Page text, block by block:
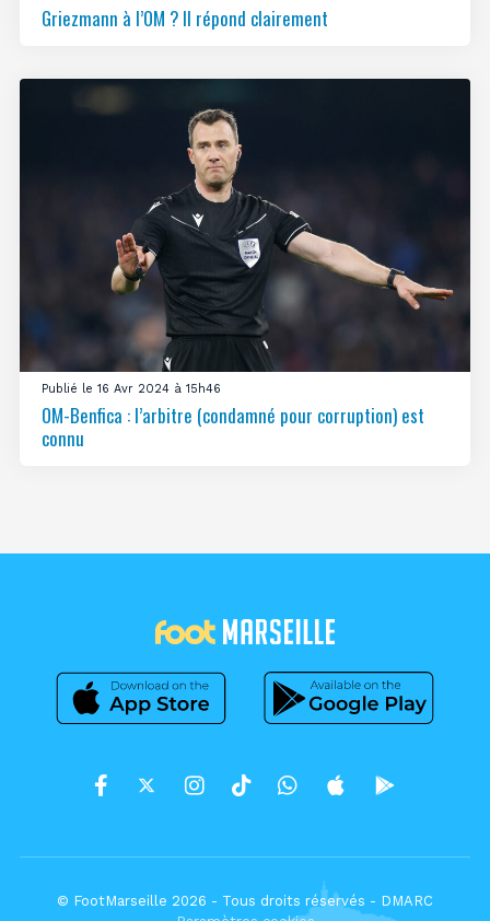
Griezmann à l’OM ? Il répond clairement
Publié le 16 Avr 2024 à 15h46
OM-Benfica : l’arbitre (condamné pour corruption) est
connu
© FootMarseille 2026 - Tous droits réservés - DMARC